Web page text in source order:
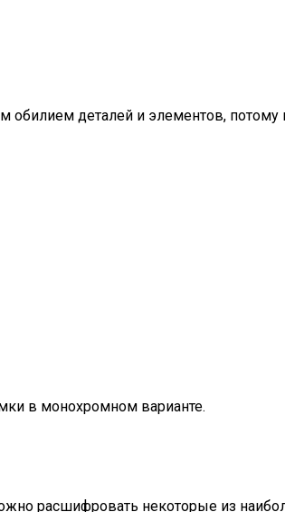
деталей и элементов, потому
в монохромном варианте.
расшифровать некоторые из